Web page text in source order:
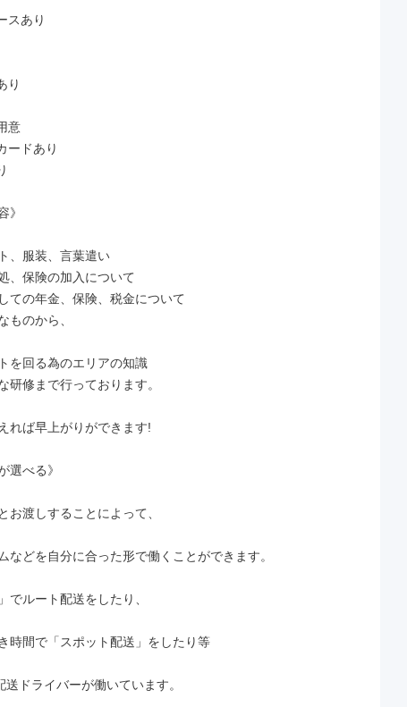
スあり
り
意
ードあり
》
、服装、言葉遣い
、保険の加入について
ての年金、保険、税金について
ものから、
を回る為のエリアの知識
研修まで行っております。
れば早上がりができます!
選べる》
お渡しすることによって、
などを自分に合った形で働くことができます。
でルート配送をしたり、
時間で「スポット配送」をしたり等
ドライバーが働いています。